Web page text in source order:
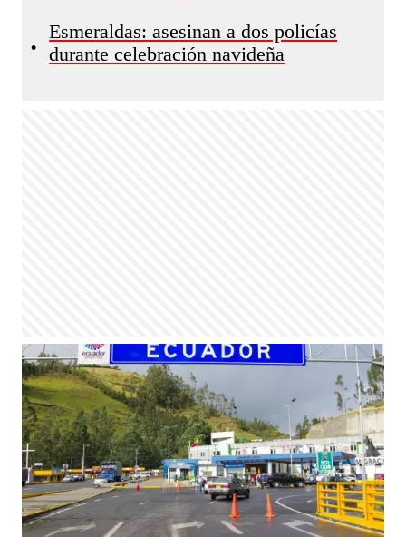
•
Esmeraldas: asesinan a dos policías
durante celebración navideña